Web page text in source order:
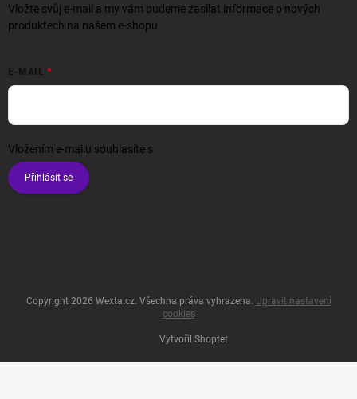
Vložte svůj e-mail a my vám budeme zasílat informace o nových
produktech na našem e-shopu.
E-MAIL
Vložením e-mailu souhlasíte s
Přihlásit se
Vytvořil Shoptet
Copyright 2026 Wexta.cz. Všechna práva vyhrazena. Upravit nastavení
cookies